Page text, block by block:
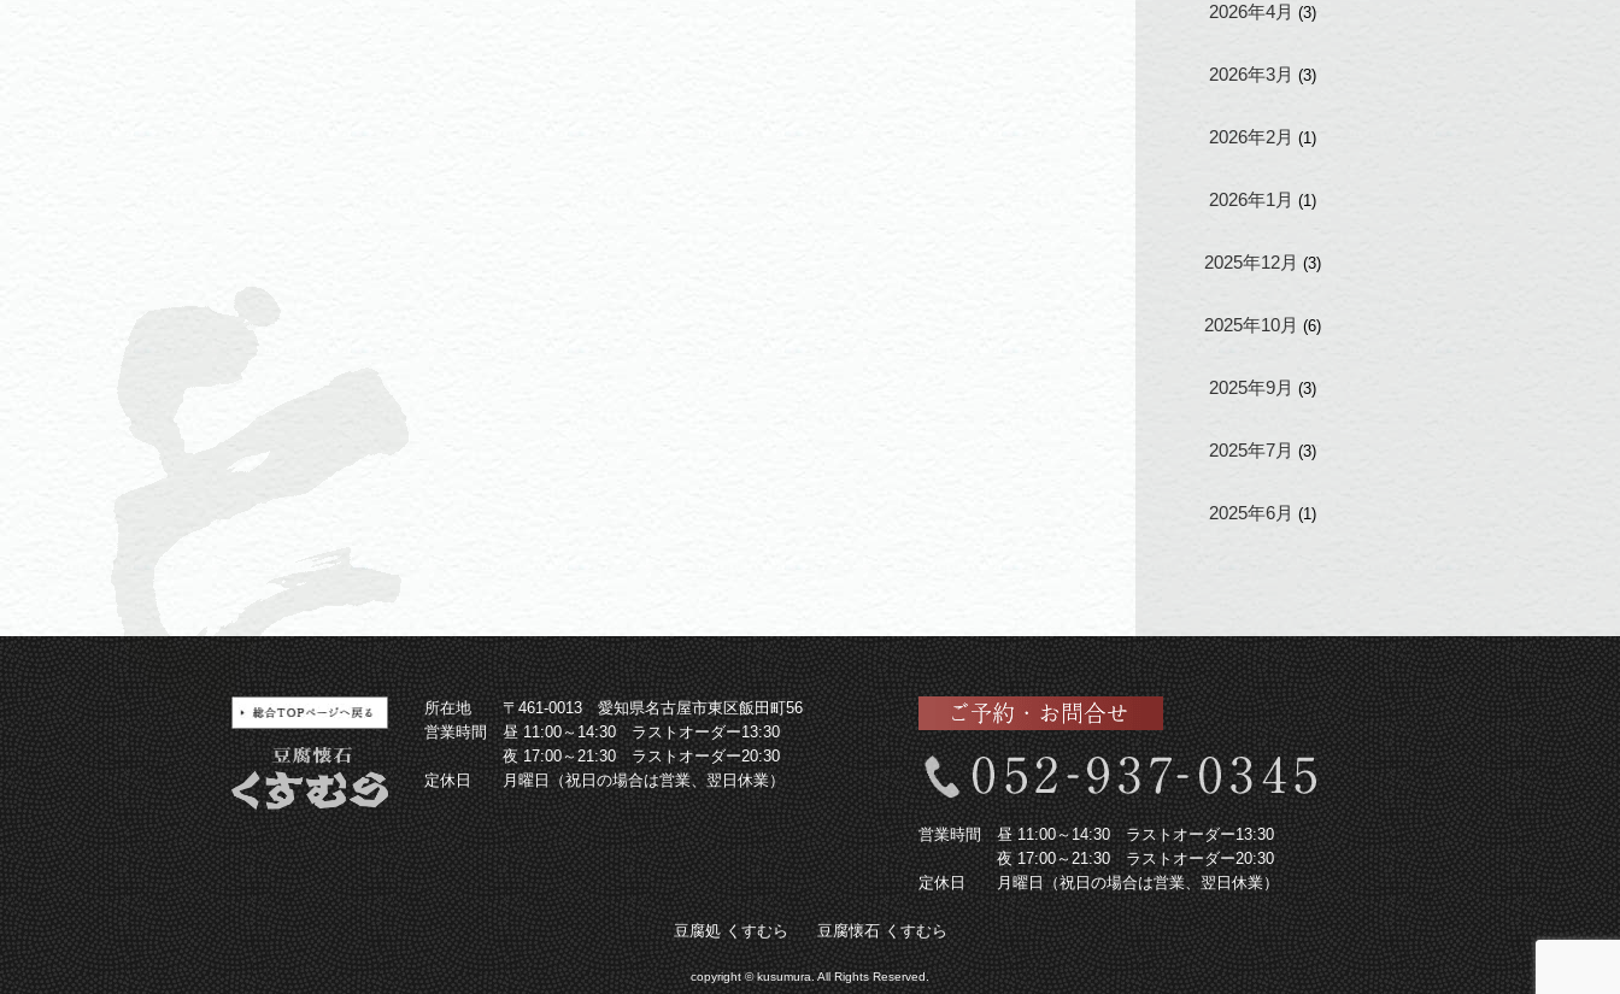
2026年4月 (3)
2026年3月 (3)
2026年2月 (1)
2026年1月 (1)
2025年12月 (3)
2025年10月 (6)
2025年9月 (3)
2025年7月 (3)
2025年6月 (1)
所在地
〒461-0013 愛知県名古屋市東区飯田町56
営業時間
昼 11:00～14:30 ラストオーダー13:30
夜 17:00～21:30 ラストオーダー20:30
定休日
月曜日（祝日の場合は営業、翌日休業）
営業時間
昼 11:00～14:30 ラストオーダー13:30
夜 17:00～21:30 ラストオーダー20:30
定休日
月曜日（祝日の場合は営業、翌日休業）
豆腐処 くすむら 豆腐懐石 くすむら
copyright © kusumura. All Rights Reserved.